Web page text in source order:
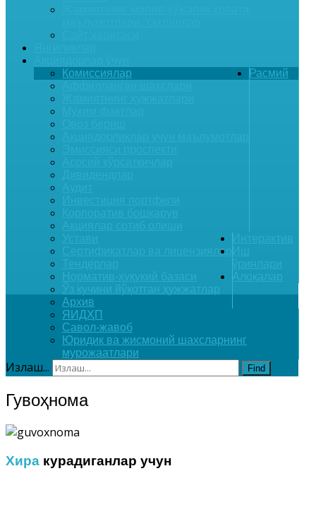
Комиссиялар
Расмий
Сертификатлар ва лицензиялар
Архив
ЯИДҲП
Савол-жавоб
Юридик ва жисмоний шахсларнинг
мурожаатлари
Излаш... Find
Гувоҳнома
Хира курадиганлар учун